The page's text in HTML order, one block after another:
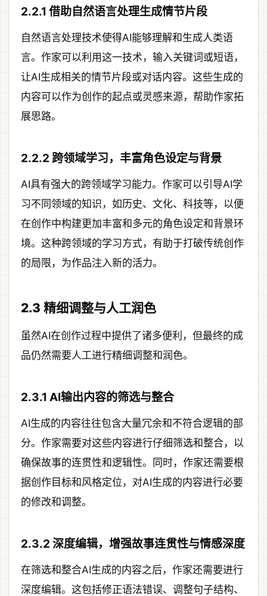
2.2.1 借助自然语言处理生成情节片段
自然语言处理技术使得AI能够理解和生成人类语
言。作家可以利用这一技术，输入关键词或短语，
让AI生成相关的情节片段或对话内容。这些生成的
内容可以作为创作的起点或灵感来源，帮助作家拓
展思路。
2.2.2 跨领域学习，丰富角色设定与背景
AI具有强大的跨领域学习能力。作家可以引导AI学
习不同领域的知识，如历史、文化、科技等，以便
在创作中构建更加丰富和多元的角色设定和背景环
境。这种跨领域的学习方式，有助于打破传统创作
的局限，为作品注入新的活力。
2.3 精细调整与人工润色
虽然AI在创作过程中提供了诸多便利，但最终的成
品仍然需要人工进行精细调整和润色。
2.3.1 AI输出内容的筛选与整合
AI生成的内容往往包含大量冗余和不符合逻辑的部
分。作家需要对这些内容进行仔细筛选和整合，以
确保故事的连贯性和逻辑性。同时，作家还需要根
据创作目标和风格定位，对AI生成的内容进行必要
的修改和调整。
2.3.2 深度编辑，增强故事连贯性与情感深度
在筛选和整合AI生成的内容之后，作家还需要进行
深度编辑。这包括修正语法错误、调整句子结构、